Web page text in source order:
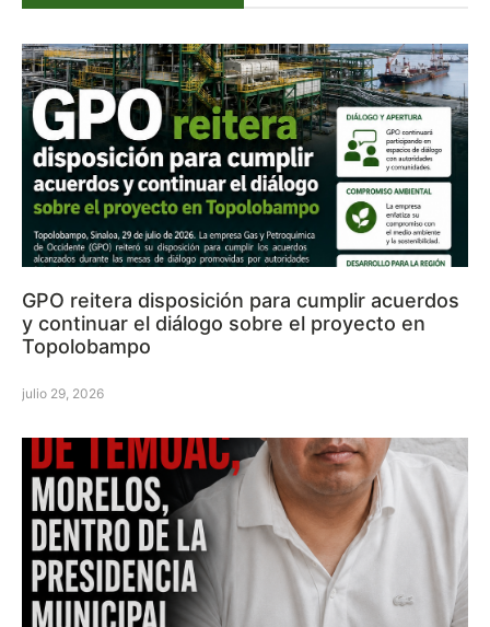
GPO reitera disposición para cumplir acuerdos
y continuar el diálogo sobre el proyecto en
Topolobampo
julio 29, 2026